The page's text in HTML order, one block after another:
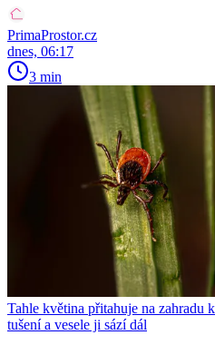
PrimaProstor.cz
dnes, 06:17
3 min
Tahle květina přitahuje na zahradu
tušení a vesele ji sází dál